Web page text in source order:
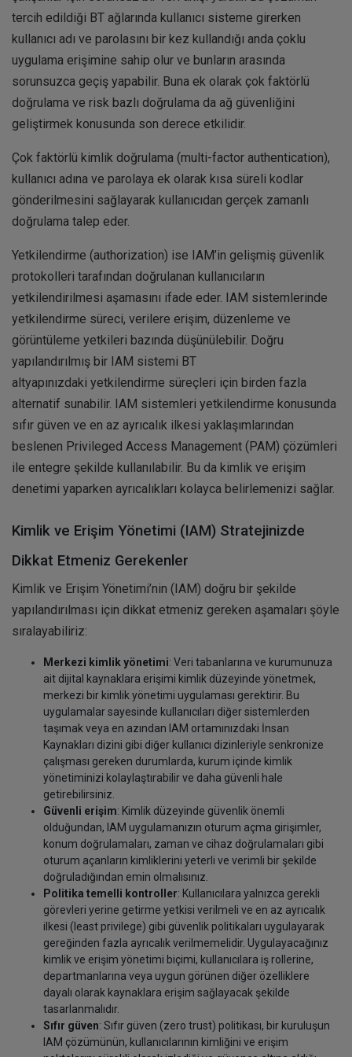
tercih edildiği BT ağlarında kullanıcı sisteme girerken
kullanıcı adı ve parolasını bir kez kullandığı anda çoklu
uygulama erişimine sahip olur ve bunların arasında
sorunsuzca geçiş yapabilir. Buna ek olarak çok faktörlü
doğrulama ve risk bazlı doğrulama da ağ güvenliğini
geliştirmek konusunda son derece etkilidir.
Çok faktörlü kimlik doğrulama (multi-factor authentication),
kullanıcı adına ve parolaya ek olarak kısa süreli kodlar
gönderilmesini sağlayarak kullanıcıdan gerçek zamanlı
doğrulama talep eder.
Yetkilendirme (authorization) ise IAM’in gelişmiş güvenlik
protokolleri tarafından doğrulanan kullanıcıların
yetkilendirilmesi aşamasını ifade eder. IAM sistemlerinde
yetkilendirme süreci, verilere erişim, düzenleme ve
görüntüleme yetkileri bazında düşünülebilir. Doğru
yapılandırılmış bir IAM sistemi BT
altyapınızdaki yetkilendirme süreçleri için birden fazla
alternatif sunabilir. IAM sistemleri yetkilendirme konusunda
sıfır güven ve en az ayrıcalık ilkesi yaklaşımlarından
beslenen Privileged Access Management (PAM) çözümleri
ile entegre şekilde kullanılabilir. Bu da kimlik ve erişim
denetimi yaparken ayrıcalıkları kolayca belirlemenizi sağlar.
Kimlik ve Erişim Yönetimi (IAM) Stratejinizde
Dikkat Etmeniz Gerekenler
Kimlik ve Erişim Yönetimi’nin (IAM) doğru bir şekilde
yapılandırılması için dikkat etmeniz gereken aşamaları şöyle
sıralayabiliriz:
Merkezi kimlik yönetimi: Veri tabanlarına ve kurumunuza
ait dijital kaynaklara erişimi kimlik düzeyinde yönetmek,
merkezi bir kimlik yönetimi uygulaması gerektirir. Bu
uygulamalar sayesinde kullanıcıları diğer sistemlerden
taşımak veya en azından IAM ortamınızdaki İnsan
Kaynakları dizini gibi diğer kullanıcı dizinleriyle senkronize
çalışması gereken durumlarda, kurum içinde kimlik
yönetiminizi kolaylaştırabilir ve daha güvenli hale
getirebilirsiniz.
Güvenli erişim: Kimlik düzeyinde güvenlik önemli
olduğundan, IAM uygulamanızın oturum açma girişimler,
konum doğrulamaları, zaman ve cihaz doğrulamaları gibi
oturum açanların kimliklerini yeterli ve verimli bir şekilde
doğruladığından emin olmalısınız.
Politika temelli kontroller: Kullanıcılara yalnızca gerekli
görevleri yerine getirme yetkisi verilmeli ve en az ayrıcalık
ilkesi (least privilege) gibi güvenlik politikaları uygulayarak
gereğinden fazla ayrıcalık verilmemelidir. Uygulayacağınız
kimlik ve erişim yönetimi biçimi, kullanıcılara iş rollerine,
departmanlarına veya uygun görünen diğer özelliklere
dayalı olarak kaynaklara erişim sağlayacak şekilde
tasarlanmalıdır.
Sıfır güven: Sıfır güven (zero trust) politikası, bir kuruluşun
IAM çözümünün, kullanıcılarının kimliğini ve erişim